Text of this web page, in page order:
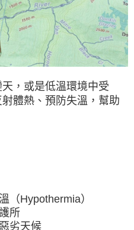
運費
運費
運費，或是低溫環境中受
體熱、預防失溫，幫助
（Hypothermia）
所
劣天候